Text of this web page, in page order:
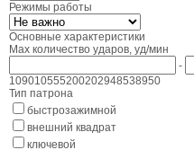
Режимы работы
Основные характеристики
Max количество ударов, уд/мин
-
109010555200202948538950
Тип патрона
быстрозажимной
внешний квадрат
ключевой